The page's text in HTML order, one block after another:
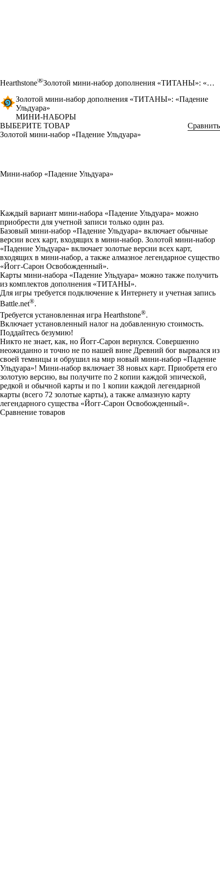
Hearthstone®
Золотой мини-набор дополнения «ТИТАНЫ»: «Падение Ульдуара»
Золотой мини-набор дополнения «ТИТАНЫ»: «Падение
Ульдуара»
МИНИ-НАБОРЫ
ВЫБЕРИТЕ ТОВАР
Сравнить
Золотой мини-набор «Падение Ульдуара»
Мини-набор «Падение Ульдуара»
Available actions
Каждый вариант мини-набора «Падение Ульдуара» можно
приобрести для учетной записи только один раз.
Базовый мини-набор «Падение Ульдуара» включает обычные
версии всех карт, входящих в мини-набор. Золотой мини-набор
«Падение Ульдуара» включает золотые версии всех карт,
входящих в мини-набор, а также алмазное легендарное существо
«Йогг-Сарон Освобожденный».
Карты мини-набора «Падение Ульдуара» можно также получить
из комплектов дополнения «ТИТАНЫ».
Для игры требуется подключение к Интернету и учетная запись
Battle.net®.
Требуется установленная игра Hearthstone®.
Включает установленный налог на добавленную стоимость.
Поддайтесь безумию!
Никто не знает, как, но Йогг-Сарон вернулся. Совершенно
неожиданно и точно не по нашей вине Древний бог вырвался из
своей темницы и обрушил на мир новый мини-набор «Падение
Ульдуара»! Мини-набор включает 38 новых карт. Приобретя его
золотую версию, вы получите по 2 копии каждой эпической,
редкой и обычной карты и по 1 копии каждой легендарной
карты (всего 72 золотые карты), а также алмазную карту
легендарного существа «Йогг-Сарон Освобожденный».
Сравнение товаров